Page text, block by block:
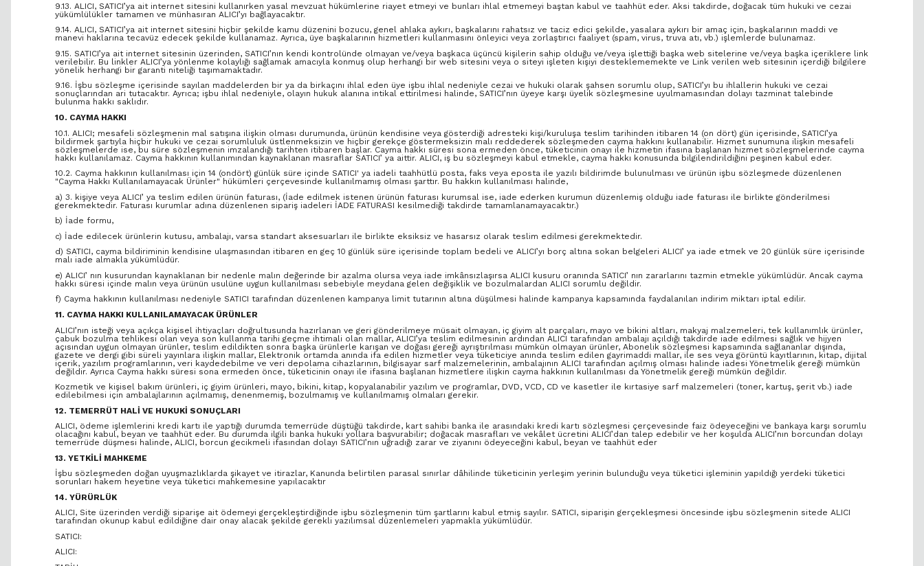
9.13. ALICI, SATICI’ya ait internet sitesini kullanırken yasal mevzuat hükümlerine riayet etmeyi ve bunları ihlal etmemeyi baştan kabul ve taahhüt eder. Aksi takdirde, doğacak tüm hukuki ve cezai
yükümlülükler tamamen ve münhasıran ALICI’yı bağlayacaktır.
9.14. ALICI, SATICI’ya ait internet sitesini hiçbir şekilde kamu düzenini bozucu, genel ahlaka aykırı, başkalarını rahatsız ve taciz edici şekilde, yasalara aykırı bir amaç için, başkalarının maddi ve
manevi haklarına tecavüz edecek şekilde kullanamaz. Ayrıca, üye başkalarının hizmetleri kullanmasını önleyici veya zorlaştırıcı faaliyet (spam, virus, truva atı, vb.) işlemlerde bulunamaz.
9.15. SATICI’ya ait internet sitesinin üzerinden, SATICI’nın kendi kontrolünde olmayan ve/veya başkaca üçüncü kişilerin sahip olduğu ve/veya işlettiği başka web sitelerine ve/veya başka içeriklere link
verilebilir. Bu linkler ALICI’ya yönlenme kolaylığı sağlamak amacıyla konmuş olup herhangi bir web sitesini veya o siteyi işleten kişiyi desteklememekte ve Link verilen web sitesinin içerdiği bilgilere
yönelik herhangi bir garanti niteliği taşımamaktadır.
9.16. İşbu sözleşme içerisinde sayılan maddelerden bir ya da birkaçını ihlal eden üye işbu ihlal nedeniyle cezai ve hukuki olarak şahsen sorumlu olup, SATICI’yı bu ihlallerin hukuki ve cezai
sonuçlarından ari tutacaktır. Ayrıca; işbu ihlal nedeniyle, olayın hukuk alanına intikal ettirilmesi halinde, SATICI’nın üyeye karşı üyelik sözleşmesine uyulmamasından dolayı tazminat talebinde
bulunma hakkı saklıdır.
10. CAYMA HAKKI
10.1. ALICI; mesafeli sözleşmenin mal satışına ilişkin olması durumunda, ürünün kendisine veya gösterdiği adresteki kişi/kuruluşa teslim tarihinden itibaren 14 (on dört) gün içerisinde, SATICI’ya
bildirmek şartıyla hiçbir hukuki ve cezai sorumluluk üstlenmeksizin ve hiçbir gerekçe göstermeksizin malı reddederek sözleşmeden cayma hakkını kullanabilir. Hizmet sunumuna ilişkin mesafeli
sözleşmelerde ise, bu süre sözleşmenin imzalandığı tarihten itibaren başlar. Cayma hakkı süresi sona ermeden önce, tüketicinin onayı ile hizmetin ifasına başlanan hizmet sözleşmelerinde cayma
hakkı kullanılamaz. Cayma hakkının kullanımından kaynaklanan masraflar SATICI’ ya aittir. ALICI, iş bu sözleşmeyi kabul etmekle, cayma hakkı konusunda bilgilendirildiğini peşinen kabul eder.
10.2. Cayma hakkının kullanılması için 14 (ondört) günlük süre içinde SATICI' ya iadeli taahhütlü posta, faks veya eposta ile yazılı bildirimde bulunulması ve ürünün işbu sözleşmede düzenlenen
"Cayma Hakkı Kullanılamayacak Ürünler" hükümleri çerçevesinde kullanılmamış olması şarttır. Bu hakkın kullanılması halinde,
a) 3. kişiye veya ALICI’ ya teslim edilen ürünün faturası, (İade edilmek istenen ürünün faturası kurumsal ise, iade ederken kurumun düzenlemiş olduğu iade faturası ile birlikte gönderilmesi
gerekmektedir. Faturası kurumlar adına düzenlenen sipariş iadeleri İADE FATURASI kesilmediği takdirde tamamlanamayacaktır.)
b) İade formu,
c) İade edilecek ürünlerin kutusu, ambalajı, varsa standart aksesuarları ile birlikte eksiksiz ve hasarsız olarak teslim edilmesi gerekmektedir.
d) SATICI, cayma bildiriminin kendisine ulaşmasından itibaren en geç 10 günlük süre içerisinde toplam bedeli ve ALICI’yı borç altına sokan belgeleri ALICI’ ya iade etmek ve 20 günlük süre içerisinde
malı iade almakla yükümlüdür.
e) ALICI’ nın kusurundan kaynaklanan bir nedenle malın değerinde bir azalma olursa veya iade imkânsızlaşırsa ALICI kusuru oranında SATICI’ nın zararlarını tazmin etmekle yükümlüdür. Ancak cayma
hakkı süresi içinde malın veya ürünün usulüne uygun kullanılması sebebiyle meydana gelen değişiklik ve bozulmalardan ALICI sorumlu değildir.
f) Cayma hakkının kullanılması nedeniyle SATICI tarafından düzenlenen kampanya limit tutarının altına düşülmesi halinde kampanya kapsamında faydalanılan indirim miktarı iptal edilir.
11. CAYMA HAKKI KULLANILAMAYACAK ÜRÜNLER
ALICI’nın isteği veya açıkça kişisel ihtiyaçları doğrultusunda hazırlanan ve geri gönderilmeye müsait olmayan, iç giyim alt parçaları, mayo ve bikini altları, makyaj malzemeleri, tek kullanımlık ürünler,
çabuk bozulma tehlikesi olan veya son kullanma tarihi geçme ihtimali olan mallar, ALICI’ya teslim edilmesinin ardından ALICI tarafından ambalajı açıldığı takdirde iade edilmesi sağlık ve hijyen
açısından uygun olmayan ürünler, teslim edildikten sonra başka ürünlerle karışan ve doğası gereği ayrıştırılması mümkün olmayan ürünler, Abonelik sözleşmesi kapsamında sağlananlar dışında,
gazete ve dergi gibi süreli yayınlara ilişkin mallar, Elektronik ortamda anında ifa edilen hizmetler veya tüketiciye anında teslim edilen gayrimaddi mallar, ile ses veya görüntü kayıtlarının, kitap, dijital
içerik, yazılım programlarının, veri kaydedebilme ve veri depolama cihazlarının, bilgisayar sarf malzemelerinin, ambalajının ALICI tarafından açılmış olması halinde iadesi Yönetmelik gereği mümkün
değildir. Ayrıca Cayma hakkı süresi sona ermeden önce, tüketicinin onayı ile ifasına başlanan hizmetlere ilişkin cayma hakkının kullanılması da Yönetmelik gereği mümkün değildir.
Kozmetik ve kişisel bakım ürünleri, iç giyim ürünleri, mayo, bikini, kitap, kopyalanabilir yazılım ve programlar, DVD, VCD, CD ve kasetler ile kırtasiye sarf malzemeleri (toner, kartuş, şerit vb.) iade
edilebilmesi için ambalajlarının açılmamış, denenmemiş, bozulmamış ve kullanılmamış olmaları gerekir.
12. TEMERRÜT HALİ VE HUKUKİ SONUÇLARI
ALICI, ödeme işlemlerini kredi kartı ile yaptığı durumda temerrüde düştüğü takdirde, kart sahibi banka ile arasındaki kredi kartı sözleşmesi çerçevesinde faiz ödeyeceğini ve bankaya karşı sorumlu
olacağını kabul, beyan ve taahhüt eder. Bu durumda ilgili banka hukuki yollara başvurabilir; doğacak masrafları ve vekâlet ücretini ALICI’dan talep edebilir ve her koşulda ALICI’nın borcundan dolayı
temerrüde düşmesi halinde, ALICI, borcun gecikmeli ifasından dolayı SATICI’nın uğradığı zarar ve ziyanını ödeyeceğini kabul, beyan ve taahhüt eder
13. YETKİLİ MAHKEME
İşbu sözleşmeden doğan uyuşmazlıklarda şikayet ve itirazlar, Kanunda belirtilen parasal sınırlar dâhilinde tüketicinin yerleşim yerinin bulunduğu veya tüketici işleminin yapıldığı yerdeki tüketici
sorunları hakem heyetine veya tüketici mahkemesine yapılacaktır
14. YÜRÜRLÜK
ALICI, Site üzerinden verdiği siparişe ait ödemeyi gerçekleştirdiğinde işbu sözleşmenin tüm şartlarını kabul etmiş sayılır. SATICI, siparişin gerçekleşmesi öncesinde işbu sözleşmenin sitede ALICI
tarafından okunup kabul edildiğine dair onay alacak şekilde gerekli yazılımsal düzenlemeleri yapmakla yükümlüdür.
SATICI:
ALICI: